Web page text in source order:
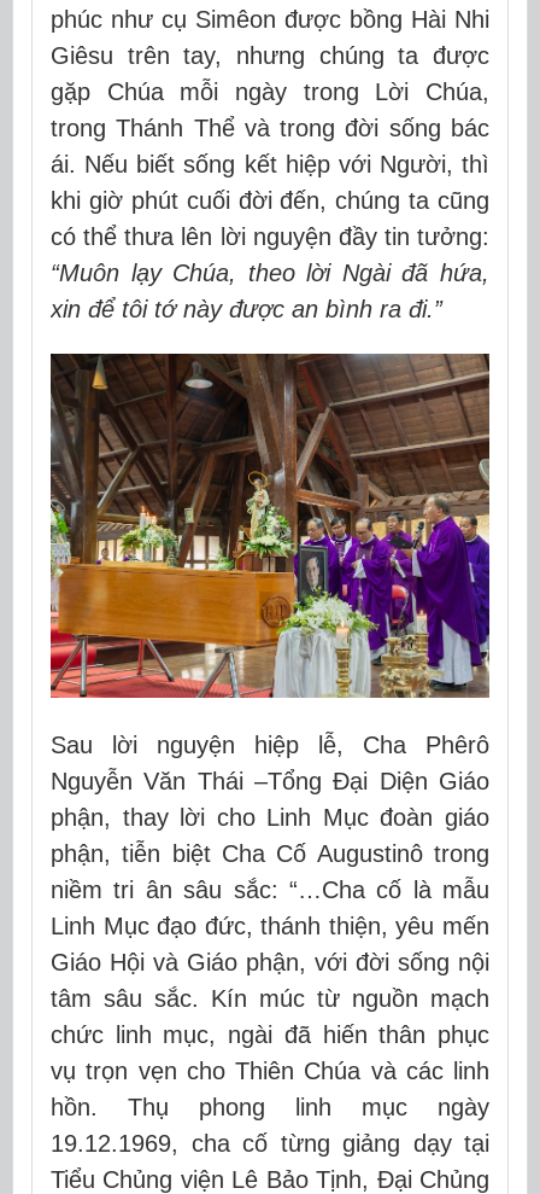
phúc như cụ Simêon được bồng Hài Nhi
Giêsu trên tay, nhưng chúng ta được
gặp Chúa mỗi ngày trong Lời Chúa,
trong Thánh Thể và trong đời sống bác
ái. Nếu biết sống kết hiệp với Người, thì
khi giờ phút cuối đời đến, chúng ta cũng
có thể thưa lên lời nguyện đầy tin tưởng:
“Muôn lạy Chúa, theo lời Ngài đã hứa,
xin để tôi tớ này được an bình ra đi.”
Sau lời nguyện hiệp lễ, Cha Phêrô
Nguyễn Văn Thái –Tổng Đại Diện Giáo
phận, thay lời cho Linh Mục đoàn giáo
phận, tiễn biệt Cha Cố Augustinô trong
niềm tri ân sâu sắc: “…Cha cố là mẫu
Linh Mục đạo đức, thánh thiện, yêu mến
Giáo Hội và Giáo phận, với đời sống nội
tâm sâu sắc. Kín múc từ nguồn mạch
chức linh mục, ngài đã hiến thân phục
vụ trọn vẹn cho Thiên Chúa và các linh
hồn. Thụ phong linh mục ngày
19.12.1969, cha cố từng giảng dạy tại
Tiểu Chủng viện Lê Bảo Tịnh, Đại Chủng